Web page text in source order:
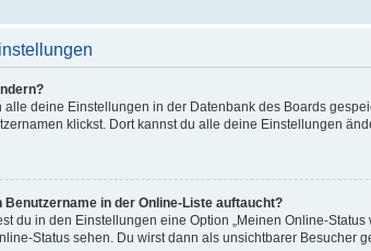
deine Einstellungen in der Datenbank des Boards
klickst. Dort kannst du alle deine Einstellungen
in der Online-Liste auftaucht?
du in den Einstellungen eine Option „Meinen Online-
Status sehen. Du wirst dann als unsichtbarer Besucher